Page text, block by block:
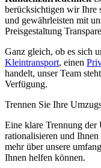
berücksichtigen wir Ihre
und gewährleisten mit
Preisgestaltung
Ganz gleich, ob es sich
Kleintransport, einen
handelt, unser Team
Verfügung.
Trennen Sie Ihre
Eine klare Trennung der
rationalisieren und
mehr über unsere
Ihnen helfen können.